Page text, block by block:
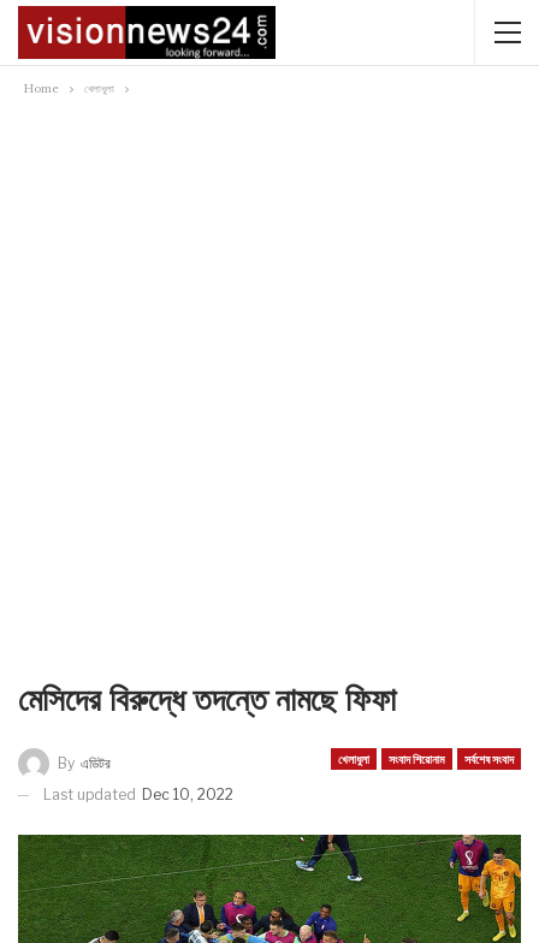
Home খেলাধুলা
মেসিদের বিরুদ্ধে তদন্তে নামছে ফিফা
খেলাধুলা সংবাদ শিরোনাম সর্বশেষ সংবাদ
By এডিটর
Last updated Dec 10, 2022